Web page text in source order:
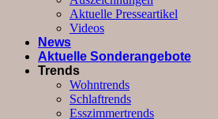
Aktuelle Presseartikel
Videos
News
Aktuelle Sonderangebote
Trends
Wohntrends
Schlaftrends
Esszimmertrends